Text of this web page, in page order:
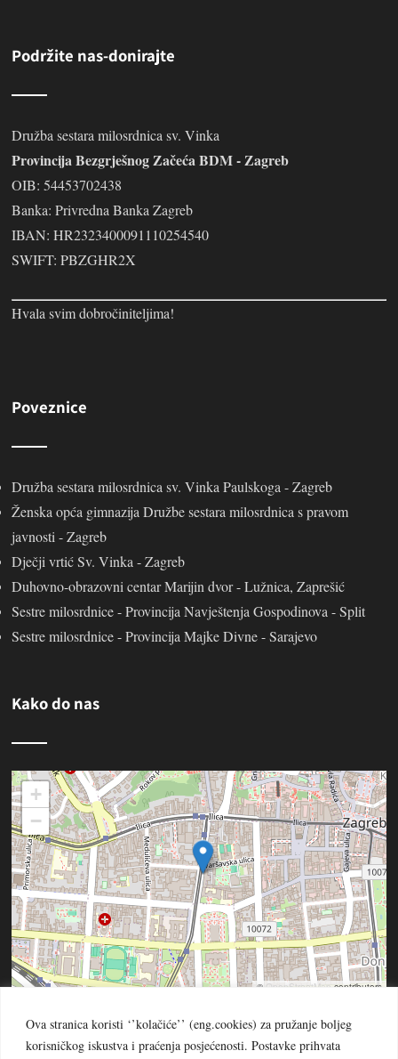
Ova stranica koristi ‘’kolačiće’’ (eng.cookies) za pružanje boljeg
korisničkog iskustva i praćenja posjećenosti. Postavke prihvata
Podržite nas-donirajte
Družba sestara milosrdnica sv. Vinka
Provincija Bezgrješnog Začeća BDM - Zagreb
OIB: 54453702438
Banka: Privredna Banka Zagreb
IBAN: HR2323400091110254540
SWIFT: PBZGHR2X
Hvala svim dobročiniteljima!
Poveznice
Družba sestara milosrdnica sv. Vinka Paulskoga - Zagreb
Ženska opća gimnazija Družbe sestara milosrdnica s pravom
javnosti - Zagreb
Dječji vrtić Sv. Vinka - Zagreb
Duhovno-obrazovni centar Marijin dvor - Lužnica, Zaprešić
Sestre milosrdnice - Provincija Navještenja Gospodinova - Split
Sestre milosrdnice - Provincija Majke Divne - Sarajevo
Kako do nas
+
−
©OpenStreetMapcontributors